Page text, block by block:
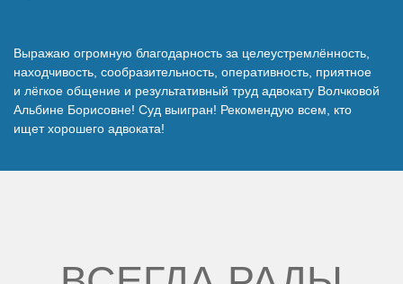
Видео о нас
Выражаю огромную благодарность за целеустремлённость,
находчивость, сообразительность, оперативность, приятное
и лёгкое общение и результативный труд адвокату Волчковой
Альбине Борисовне! Суд выигран! Рекомендую всем, кто
ищет хорошего адвоката!